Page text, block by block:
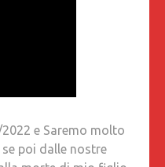
e Saremo molto
poi dalle nostre